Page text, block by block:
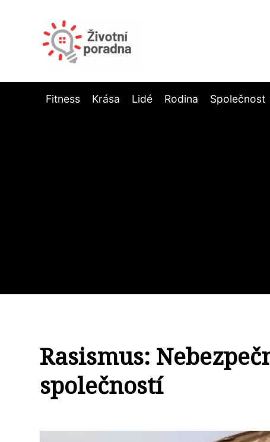
Fitness Krása Lidé Rodina Společnost
Rasismus:
společností